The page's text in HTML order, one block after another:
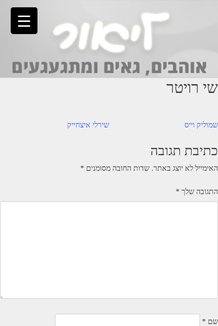
שי רויטר
ניווט שירלי איצחייק שמוליק וייס
כתיבת תגובה
האימייל לא יוצג באתר. שדות החובה מסומנים *
התגובה שלך *
שם *